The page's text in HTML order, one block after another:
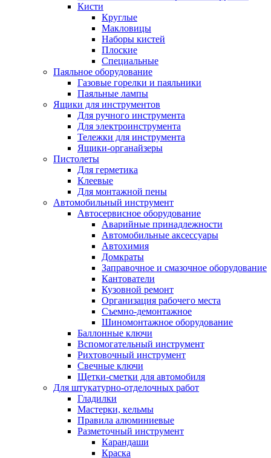
Кисти
Круглые
Макловицы
Наборы кистей
Плоские
Специальные
Паяльное оборудование
Газовые горелки и паяльники
Паяльные лампы
Ящики для инструментов
Для ручного инструмента
Для электроинструмента
Тележки для инструмента
Ящики-органайзеры
Пистолеты
Для герметика
Клеевые
Для монтажной пены
Автомобильный инструмент
Автосервисное оборудование
Аварийные принадлежности
Автомобильные аксессуары
Автохимия
Домкраты
Заправочное и смазочное оборудование
Кантователи
Кузовной ремонт
Организация рабочего места
Съемно-демонтажное
Шиномонтажное оборудование
Баллонные ключи
Вспомогательный инструмент
Рихтовочный инструмент
Свечные ключи
Щетки-сметки для автомобиля
Для штукатурно-отделочных работ
Гладилки
Мастерки, кельмы
Правила алюминиевые
Разметочный инструмент
Карандаши
Краска